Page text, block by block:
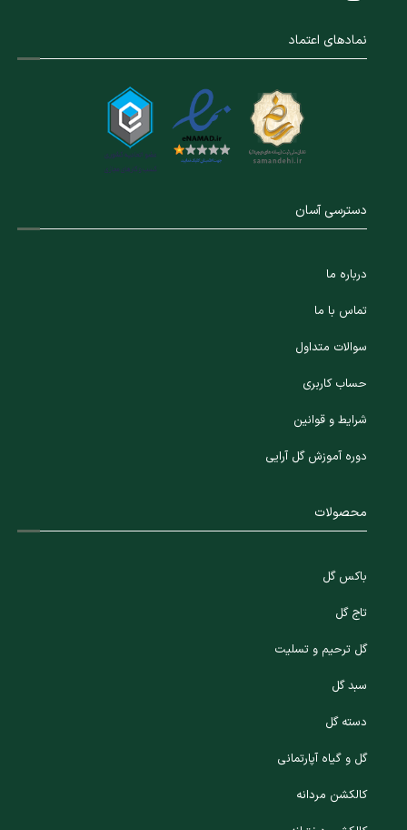
نمادهای اعتماد
دسترسی آسان
درباره ما
تماس با ما
سوالات متداول
حساب کاربری
شرایط و قوانین
دوره آموزش گل آرایی
محصولات
باکس گل
تاج گل
گل ترحیم و تسلیت
سبد گل
دسته گل
گل و گیاه آپارتمانی
کالکشن مردانه